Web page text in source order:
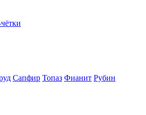
Сапфир Топаз Фианит Рубин